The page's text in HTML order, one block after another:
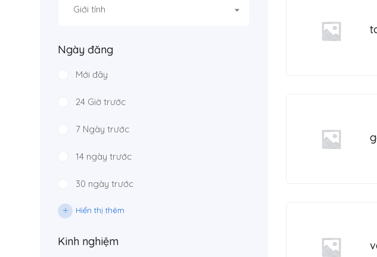
Giới tính
Ngày đăng
Mới đây
24 Giờ trước
7 Ngày trước
14 ngày trước
30 ngày trước
Hiển thị thêm
Kinh nghiệm